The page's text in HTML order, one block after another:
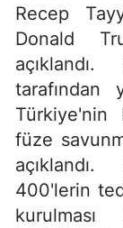
Recep
Donald
açıklandı.
tarafından
Türkiye'nin
füze
400'lerin